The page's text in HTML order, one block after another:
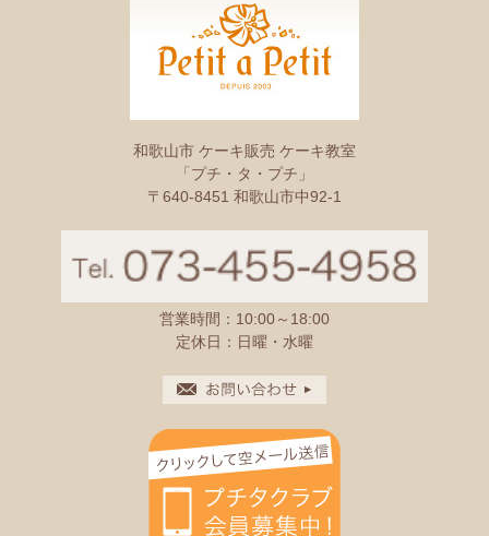
和歌山市 ケーキ販売 ケーキ教室
「プチ・タ・プチ」
〒640-8451 和歌山市中92-1
営業時間：10:00～18:00
定休日：日曜・水曜